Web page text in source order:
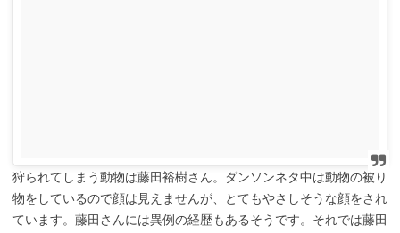
狩られてしまう動物は藤田裕樹さん。ダンソンネタ中は動物の被り
物をしているので顔は見えませんが、とてもやさしそうな顔をされ
ています。藤田さんには異例の経歴もあるそうです。それでは藤田